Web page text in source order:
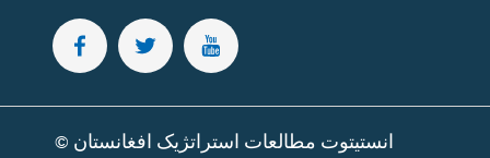
FOLLOW US ON FACEBOOK
FOLLOW US ON TWITTER
SUBSCRIBE TO OUR YOUTUBE CHANNEL
انستیتوت مطالعات استراتژیک افغانستان ©